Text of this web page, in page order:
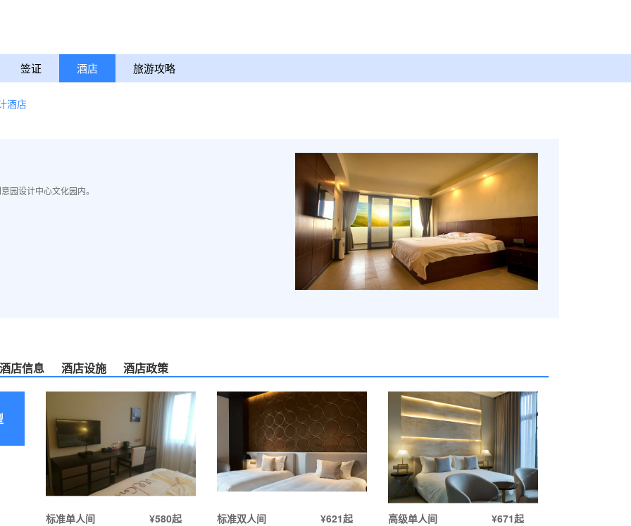
签证 酒店 旅游攻略
酒店
园设计中心文化园内。
店信息 酒店设施 酒店政策
标准单人间
¥580起
标准双人间
¥621起
高级单人间
¥671起